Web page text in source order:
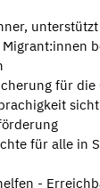
unterstützt
Migrant:innen
für die
für alle in
-